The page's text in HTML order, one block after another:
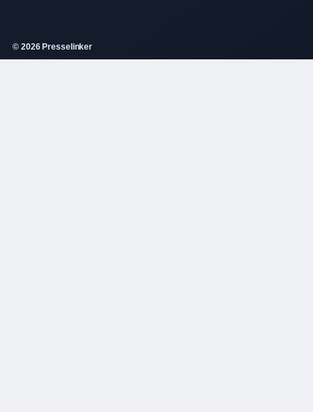
© 2026 Presselinker